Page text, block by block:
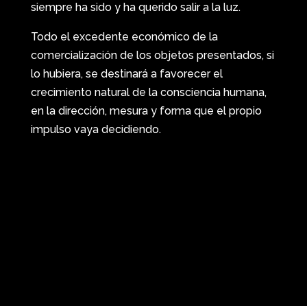
siempre ha sido y ha querido salir a la luz.
Todo el excedente económico de la
comercialización de los objetos presentados, si
lo hubiera, se destinará a favorecer el
crecimiento natural de la consciencia humana,
en la dirección, mesura y forma que el propio
impulso vaya decidiendo.